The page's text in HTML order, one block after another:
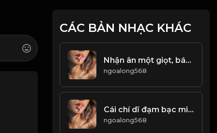
CÁC BẢN NHẠC KHÁC
Nhận ân một giọt, báo ân một dòng! & Đạo
ngoalong568
Cái chí dĩ đạm bạc minh! & Đạo
ngoalong568